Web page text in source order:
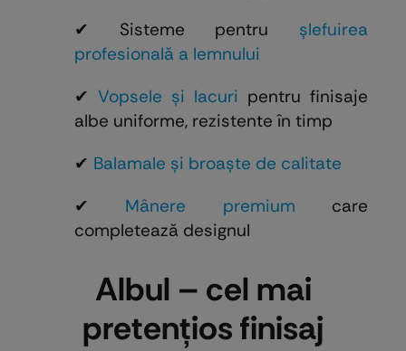
✔ Sisteme pentru șlefuirea
profesională a lemnului
✔ Vopsele și lacuri pentru finisaje
albe uniforme, rezistente în timp
✔ Balamale și broaște de calitate
✔ Mânere premium care
completează designul
Albul – cel mai
pretențios finisaj